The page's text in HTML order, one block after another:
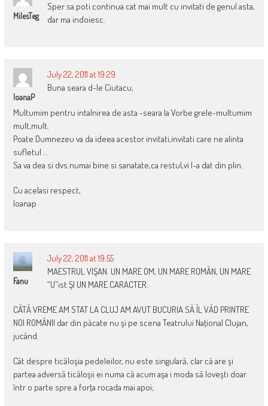
MilesTeg
Sper sa poti continua cat mai mult cu invitati de genul asta,
dar ma indoiesc.
IoanaP
July 22, 2011 at 19:29
Buna seara d-le Ciutacu,
Multumim pentru intalnirea de asta -seara la Vorbe grele-multumim
mult,mult.
Poate Dumnezeu va da ideea acestor invitati,invitati care ne alinta
sufletul …
Sa va dea si dvs.numai bine si sanatate,ca restul,vi l-a dat din plin.
Cu acelasi respect,
Ioanap
Fanu
July 22, 2011 at 19:55
MAESTRUL VIŞAN. UN MARE OM, UN MARE ROMÂN, UN MARE
“U”ist ŞI UN MARE CARACTER.
CÂTĂ VREME AM STAT LA CLUJ AM AVUT BUCURIA SĂ ÎL VĂD PRINTRE
NOI ROMÂNII dar din păcate nu şi pe scena Teatrului Naţional Clujan,
jucând.
Cât despre ticăloşia pedeleilor, nu este singulară, clar că are şi
partea adversă ticăloşii ei numa că acum aşa i moda să loveşti doar
într o parte spre a forţa rocada mai apoi;